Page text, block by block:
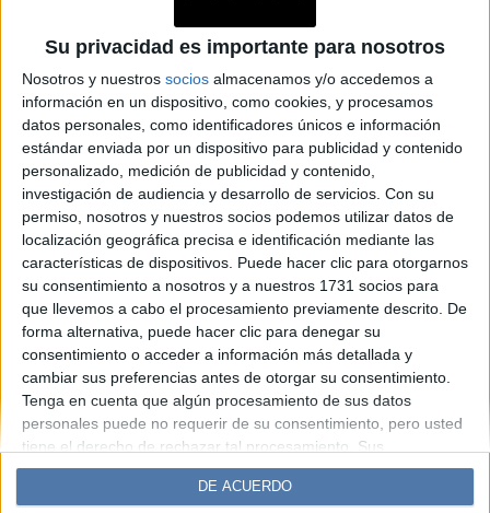
Su privacidad es importante para nosotros
Nosotros y nuestros socios almacenamos y/o accedemos a
información en un dispositivo, como cookies, y procesamos
datos personales, como identificadores únicos e información
estándar enviada por un dispositivo para publicidad y contenido
personalizado, medición de publicidad y contenido,
investigación de audiencia y desarrollo de servicios. Con su
permiso, nosotros y nuestros socios podemos utilizar datos de
localización geográfica precisa e identificación mediante las
características de dispositivos. Puede hacer clic para otorgarnos
su consentimiento a nosotros y a nuestros 1731 socios para
que llevemos a cabo el procesamiento previamente descrito. De
forma alternativa, puede hacer clic para denegar su
consentimiento o acceder a información más detallada y
cambiar sus preferencias antes de otorgar su consentimiento.
Tenga en cuenta que algún procesamiento de sus datos
personales puede no requerir de su consentimiento, pero usted
tiene el derecho de rechazar tal procesamiento. Sus
preferencias se aplicarán solo a este sitio web. Puede cambiar
sus preferencias o retirar su consentimiento en cualquier
DE ACUERDO
Los botines fucsia del
Mundial 2026: qué revelan
sobre la cultura de los
algoritmos
Espacio Publicitario
Diario Perfil Caras Noticias
Fortuna
Hombre
Weekend Parabrisas
Supercampo
Lunateen